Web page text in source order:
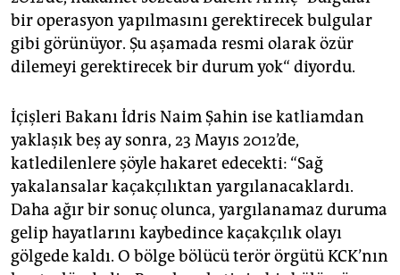
bir operasyon yapılmasını gerektirecek bulgular
gibi görünüyor. Şu aşamada resmi olarak özür
dilemeyi gerektirecek bir durum yok“ diyordu.
İçişleri Bakanı İdris Naim Şahin ise katliamdan
yaklaşık beş ay sonra, 23 Mayıs 2012’de,
katledilenlere şöyle hakaret edecekti: “Sağ
yakalansalar kaçakçılıktan yargılanacaklardı.
Daha ağır bir sonuç olunca, yargılanamaz duruma
gelip hayatlarını kaybedince kaçakçılık olayı
gölgede kaldı. O bölge bölücü terör örgütü KCK’nın